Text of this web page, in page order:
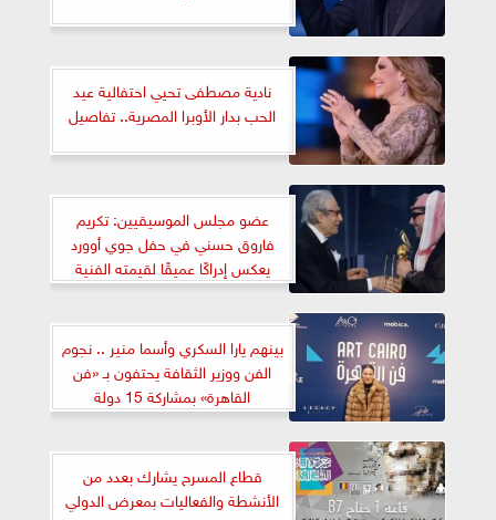
نادية مصطفى تحيي احتفالية عيد
الحب بدار الأوبرا المصرية.. تفاصيل
عضو مجلس الموسيقيين: تكريم
فاروق حسني في حفل جوي أوورد
يعكس إدراكًا عميقًا لقيمته الفنية
والثقافية
بينهم يارا السكري وأسما منير .. نجوم
الفن ووزير الثقافة يحتفون بـ «فن
القاهرة» بمشاركة 15 دولة
قطاع المسرح يشارك بعدد من
الأنشطة والفعاليات بمعرض الدولي